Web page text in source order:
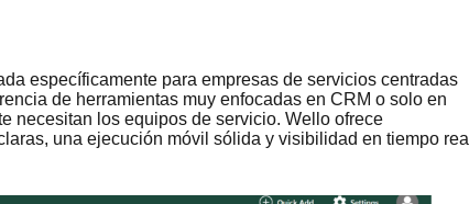
específicamente para empresas de servicios centradas
de herramientas muy enfocadas en CRM o solo en
necesitan los equipos de servicio. Wello ofrece
una ejecución móvil sólida y visibilidad en tiempo real